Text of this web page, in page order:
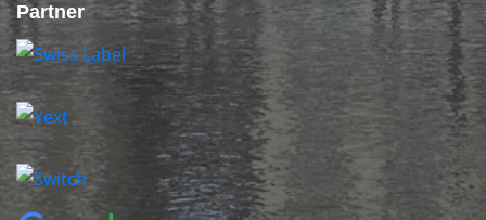
Partner